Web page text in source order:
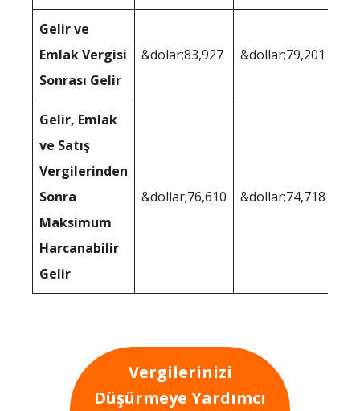
Gelir ve
Emlak Vergisi
Sonrası Gelir
&dolar;83,927 &dollar;79,201
Gelir, Emlak
ve Satış
Vergilerinden
Sonra
Maksimum
Harcanabilir
Gelir
&dollar;76,610 &dollar;74,718
Vergilerinizi
Düşürmeye Yardımcı